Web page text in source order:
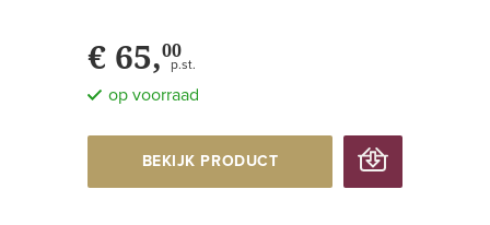
€ 65,00
p.st.
op voorraad
BEKIJK PRODUCT